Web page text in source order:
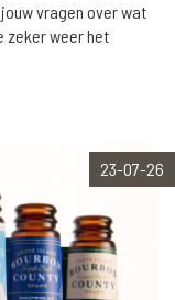
vragen over wat
zeker weer het
23-07-26